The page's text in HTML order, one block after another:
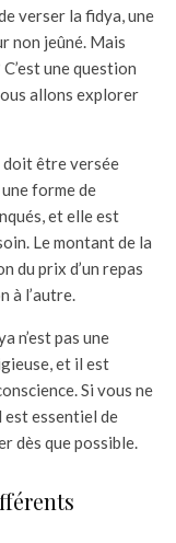
verser la fidya, une
non jeûné. Mais
une question
allons explorer
doit être versée
forme de
et elle est
Le montant de la
du prix d’un repas
à l’autre.
n’est pas une
et il est
Si vous ne
est essentiel de
dès que possible.